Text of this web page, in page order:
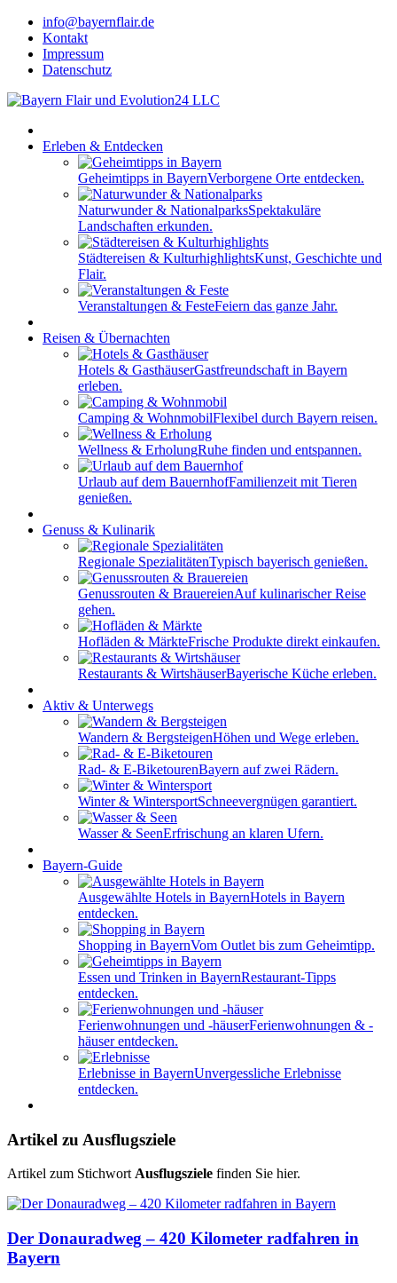
info@bayernflair.de
Kontakt
Impressum
Datenschutz
Erleben & Entdecken
Geheimtipps in BayernVerborgene Orte entdecken.
Naturwunder & NationalparksSpektakuläre
Landschaften erkunden.
Städtereisen & KulturhighlightsKunst, Geschichte und
Flair.
Veranstaltungen & FesteFeiern das ganze Jahr.
Reisen & Übernachten
Hotels & GasthäuserGastfreundschaft in Bayern
erleben.
Camping & WohnmobilFlexibel durch Bayern reisen.
Wellness & ErholungRuhe finden und entspannen.
Urlaub auf dem BauernhofFamilienzeit mit Tieren
genießen.
Genuss & Kulinarik
Regionale SpezialitätenTypisch bayerisch genießen.
Genussrouten & BrauereienAuf kulinarischer Reise
gehen.
Hofläden & MärkteFrische Produkte direkt einkaufen.
Restaurants & WirtshäuserBayerische Küche erleben.
Aktiv & Unterwegs
Wandern & BergsteigenHöhen und Wege erleben.
Rad- & E-BiketourenBayern auf zwei Rädern.
Winter & WintersportSchneevergnügen garantiert.
Wasser & SeenErfrischung an klaren Ufern.
Bayern-Guide
Ausgewählte Hotels in BayernHotels in Bayern
entdecken.
Shopping in BayernVom Outlet bis zum Geheimtipp.
Essen und Trinken in BayernRestaurant-Tipps
entdecken.
Ferienwohnungen und -häuserFerienwohnungen & -
häuser entdecken.
Erlebnisse in BayernUnvergessliche Erlebnisse
entdecken.
Artikel zu Ausflugsziele
Artikel zum StichwortAusflugsziele finden Sie hier.
Der Donauradweg – 420 Kilometer radfahren in
Bayern